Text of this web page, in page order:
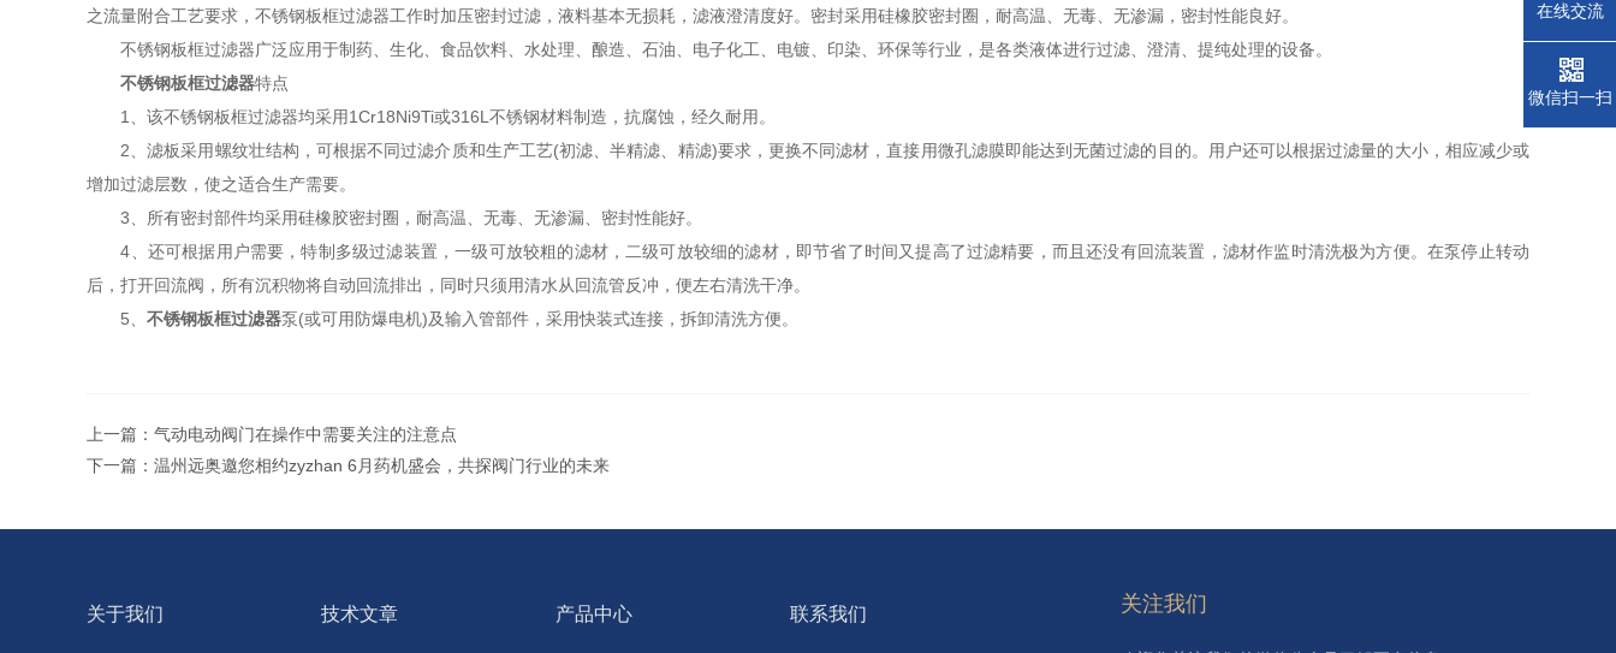
之流量附合工艺要求，不锈钢板框过滤器工作时加压密封过滤，液料基本无损耗，滤液澄清度好。密封采用硅橡胶密封圈，耐高温、无毒、无渗漏，密封性能良好。
不锈钢板框过滤器广泛应用于制药、生化、食品饮料、水处理、酿造、石油、电子化工、电镀、印染、环保等行业，是各类液体进行过滤、澄清、提纯处理的设备。
不锈钢板框过滤器特点
1、该不锈钢板框过滤器均采用1Cr18Ni9Ti或316L不锈钢材料制造，抗腐蚀，经久耐用。
2、滤板采用螺纹壮结构，可根据不同过滤介质和生产工艺(初滤、半精滤、精滤)要求，更换不同滤材，直接用微孔滤膜即能达到无菌过滤的目的。用户还可以根据过滤量的大小，相应减少或
增加过滤层数，使之适合生产需要。
3、所有密封部件均采用硅橡胶密封圈，耐高温、无毒、无渗漏、密封性能好。
4、还可根据用户需要，特制多级过滤装置，一级可放较粗的滤材，二级可放较细的滤材，即节省了时间又提高了过滤精要，而且还没有回流装置，滤材作监时清洗极为方便。在泵停止转动
后，打开回流阀，所有沉积物将自动回流排出，同时只须用清水从回流管反冲，便左右清洗干净。
5、 不锈钢板框过滤器泵(或可用防爆电机)及输入管部件，采用快装式连接，拆卸清洗方便。
上一篇： 气动电动阀门在操作中需要关注的注意点
下一篇： 温州远奥邀您相约zyzhan 6月药机盛会，共探阀门行业的未来
关于我们 技术文章 产品中心 联系我们 关注我们
在线交流
微信扫一扫